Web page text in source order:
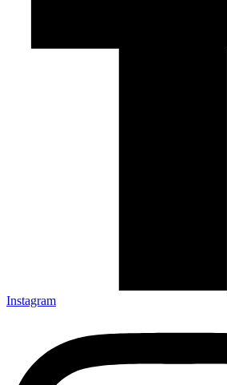
Instagram